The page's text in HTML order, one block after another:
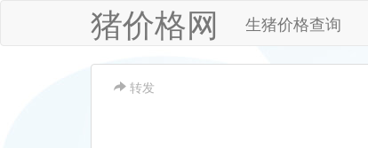
猪价格网 生猪价格查询
转发